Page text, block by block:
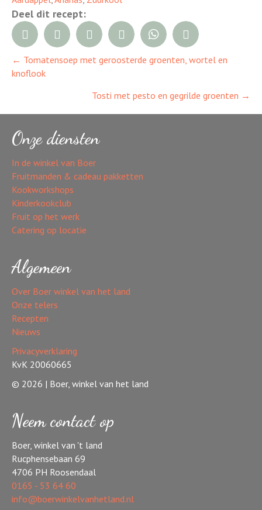
Deel dit recept:
Posts
← Tomatensoep met geroosterde groenten, wortel en
knoflook
Tosti met pesto en gegrilde groenten →
Onze diensten
In de winkel van Boer
Fruitmanden & cadeau pakketten
Kookworkshops
Kinderkookclub
Fruit op het werk
Catering op locatie
Algemeen
Over Boer winkel van het land
Onze telers
Recepten
Nieuws
Privacyverklaring
KvK 20060665
© 2026 | Boer, winkel van het land
Neem contact op
Boer, winkel van 't land
Rucphensebaan 69
4706 PH Roosendaal
0165 - 53 64 60
info@boerwinkelvanhetland.nl